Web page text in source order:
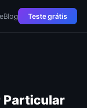
Blog Teste grátis
Particular